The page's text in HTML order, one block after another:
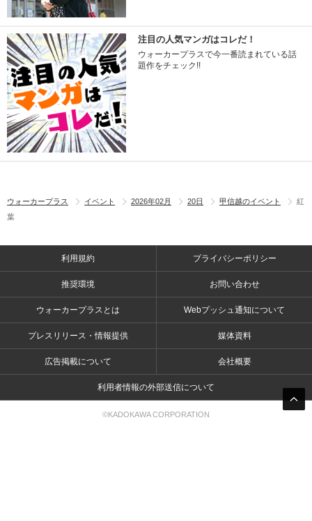
注目の人気マンガはコレだ！
ウォーカープラスで今一番読まれている話
題作をチェック!!
ウォーカープラス イベント 2026年02月 20日 甲信越のイベント
紅
葉
利用規約 プライバシーポリシー
推奨環境 お問い合わせ
ウォーカープラスとは Webプッシュ通知について
プレスリリース・情報提供 媒体資料
広告掲載について 会社概要
利用者情報の外部送信について
©KADOKAWA CORPORATION